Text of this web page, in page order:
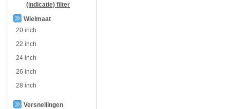
(indicatie) filter
Wielmaat
20 inch
22 inch
24 inch
26 inch
28 inch
Versnellingen